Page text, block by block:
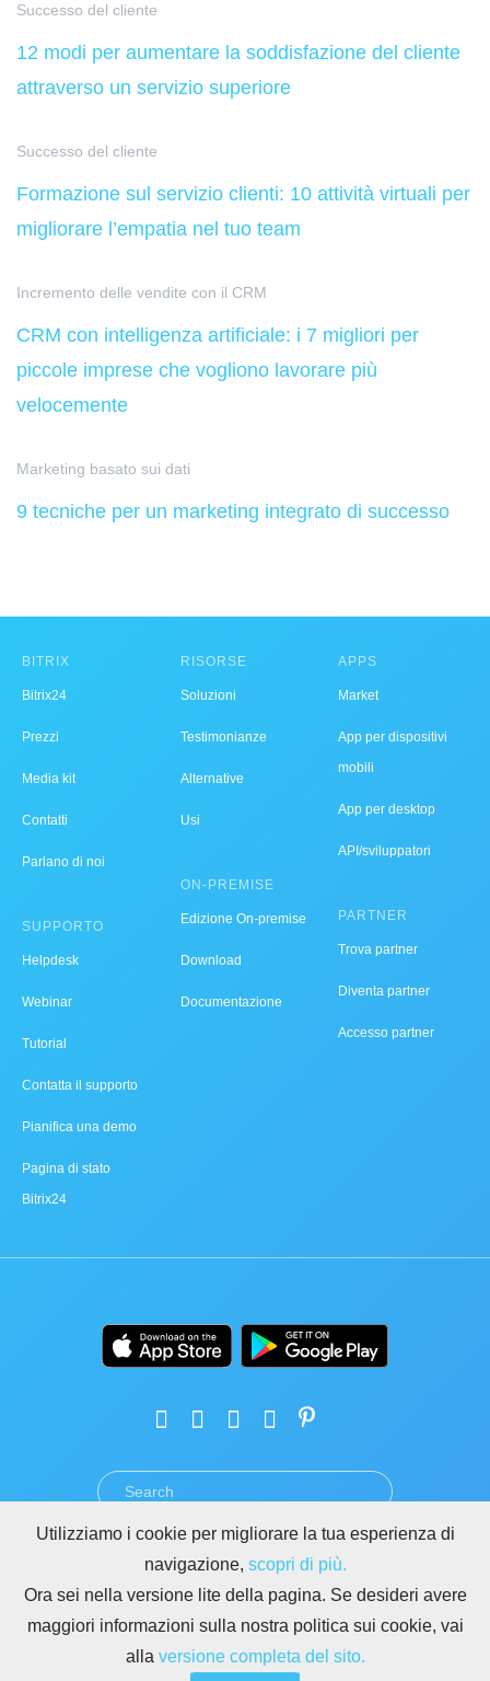
Successo del cliente
12 modi per aumentare la soddisfazione del cliente
attraverso un servizio superiore
Successo del cliente
Formazione sul servizio clienti: 10 attività virtuali per
migliorare l’empatia nel tuo team
Incremento delle vendite con il CRM
CRM con intelligenza artificiale: i 7 migliori per
piccole imprese che vogliono lavorare più
velocemente
Marketing basato sui dati
9 tecniche per un marketing integrato di successo
BITRIX
Bitrix24
Prezzi
Media kit
Contatti
Parlano di noi
SUPPORTO
Helpdesk
Webinar
Tutorial
Contatta il supporto
Pianifica una demo
Pagina di stato
Bitrix24
RISORSE
Soluzioni
Testimonianze
Alternative
Usi
ON-PREMISE
Edizione On-premise
Download
Documentazione
APPS
Market
App per dispositivi
mobili
App per desktop
API/sviluppatori
PARTNER
Trova partner
Diventa partner
Accesso partner
PRIVACY GDPR
ABUSO
REGOLE PER I SITI DI BITRIX24
Copyright © 2026 Bitrix24
Utilizziamo i cookie per migliorare la tua esperienza di
navigazione, scopri di più.
Ora sei nella versione lite della pagina. Se desideri avere
maggiori informazioni sulla nostra politica sui cookie, vai
alla versione completa del sito.